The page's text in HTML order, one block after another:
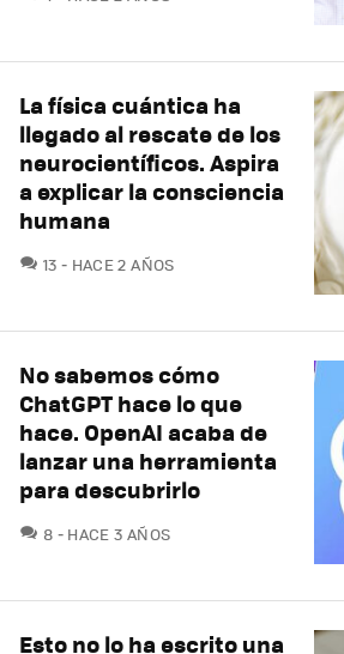
La física cuántica ha
llegado al rescate de los
neurocientíficos. Aspira
a explicar la consciencia
humana
13 COMENTARIOS
HACE 2 AÑOS
No sabemos cómo
ChatGPT hace lo que
hace. OpenAI acaba de
lanzar una herramienta
para descubrirlo
8 COMENTARIOS
HACE 3 AÑOS
Esto no lo ha escrito una